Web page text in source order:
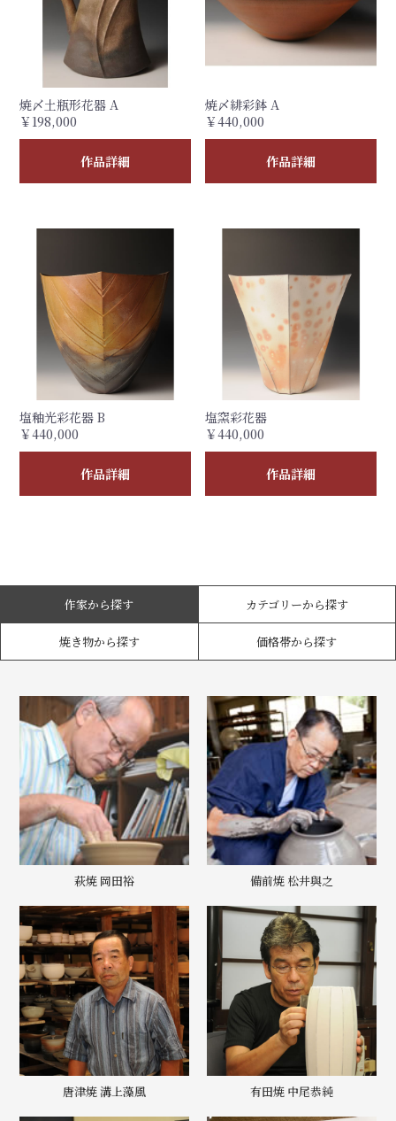
焼〆土瓶形花器 A
￥198,000
作品詳細
焼〆緋彩鉢 A
￥440,000
作品詳細
塩釉光彩花器 B
￥440,000
作品詳細
塩窯彩花器
￥440,000
作品詳細
作家から探す カテゴリーから探す
焼き物から探す 価格帯から探す
萩焼 岡田裕 備前焼 松井與之
唐津焼 溝上藻風 有田焼 中尾恭純